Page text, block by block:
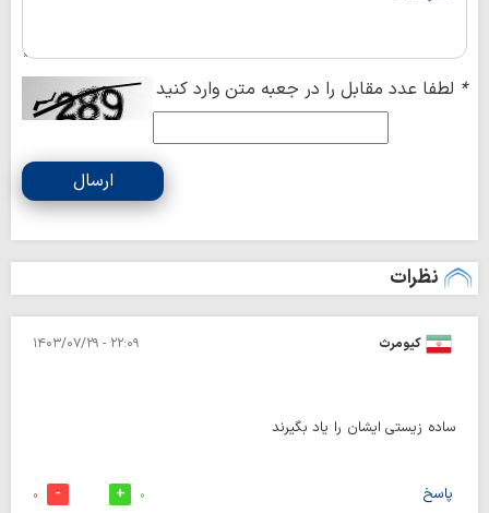
* لطفا عدد مقابل را در جعبه متن وارد کنید
ارسال
نظرات
کیومرث ۲۲:۰۹ - ۱۴۰۳/۰۷/۲۹
ساده زیستی ایشان را یاد بگیرند
پاسخ 0
0